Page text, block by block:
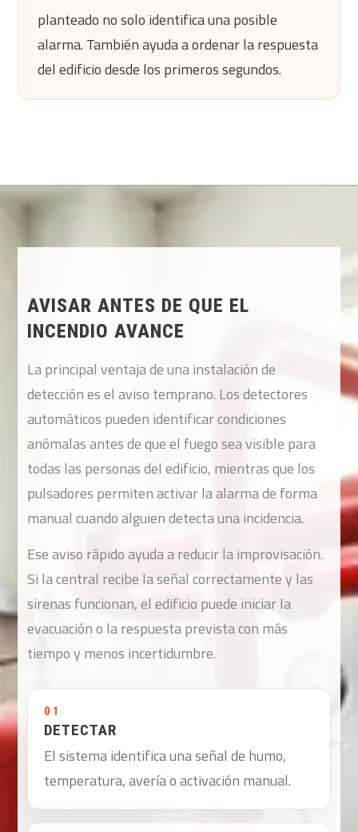
planteado no solo identifica una posible
alarma. También ayuda a ordenar la respuesta
del edificio desde los primeros segundos.
AVISAR ANTES DE QUE EL
INCENDIO AVANCE
La principal ventaja de una instalación de
detección es el aviso temprano. Los detectores
automáticos pueden identificar condiciones
anómalas antes de que el fuego sea visible para
todas las personas del edificio, mientras que los
pulsadores permiten activar la alarma de forma
manual cuando alguien detecta una incidencia.
Ese aviso rápido ayuda a reducir la improvisación.
Si la central recibe la señal correctamente y las
sirenas funcionan, el edificio puede iniciar la
evacuación o la respuesta prevista con más
tiempo y menos incertidumbre.
01
DETECTAR
El sistema identifica una señal de humo,
temperatura, avería o activación manual.